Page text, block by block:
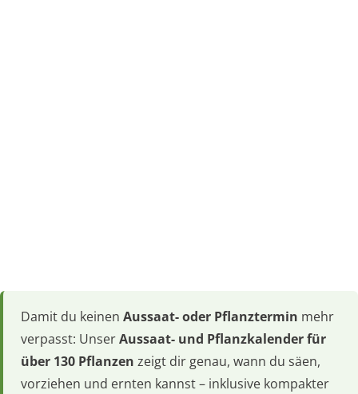
Damit du keinen Aussaat- oder Pflanztermin mehr
verpasst: UnserAussaat- und Pflanzkalender für
über 130 Pflanzen zeigt dir genau, wann du säen,
vorziehen und ernten kannst – inklusive kompakter